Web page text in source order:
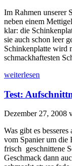
Im Rahmen unserer
neben einem
klar: die
sie auch schon leer
Schinkenplatte wird
schmackhaftesten
weiterlesen
Test:
Dezember 27, 2008
Was gibt es
vom Spanier um die
frisch geschnittene
Geschmack dann